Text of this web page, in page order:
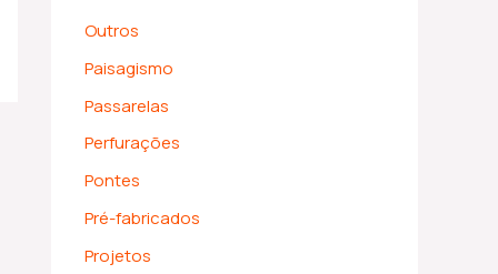
Outros
Paisagismo
Passarelas
Perfurações
Pontes
Pré-fabricados
Projetos